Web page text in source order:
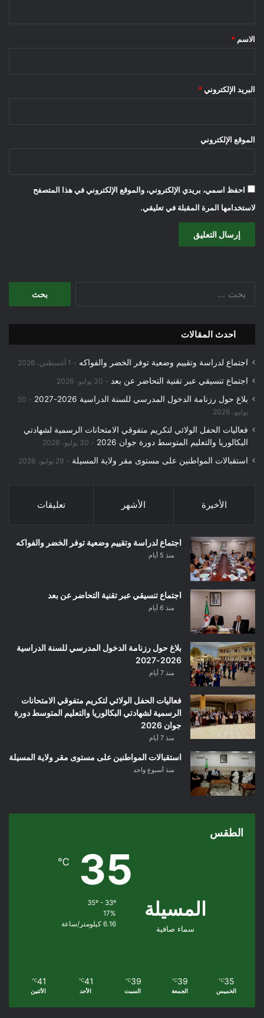
*
الاسم *
البريد الإلكتروني *
الموقع الإلكتروني
احفظ اسمي، بريدي الإلكتروني، والموقع الإلكتروني في هذا المتصفح
لاستخدامها المرة المقبلة في تعليقي.
احدث المقالات
اجتماع لدراسة وتقييم وضعية توفر الخضر والفواكه 1 أغسطس، 2026
اجتماع تنسيقي عبر تقنية التحاضر عن بعد 30 يوليو، 2026
بلاغ حول رزنامة الدخول المدرسي للسنة الدراسية 2026-2027
30
يوليو، 2026
فعاليات الحفل الولائي لتكريم متفوقي الامتحانات الرسمية لشهادتي
البكالوريا والتعليم المتوسط دورة جوان 2026
30 يوليو، 2026
استقبالات المواطنين على مستوى مقر ولاية المسيلة 29 يوليو، 2026
الأخيرة الأشهر تعليقات
اجتماع لدراسة وتقييم وضعية توفر الخضر والفواكه
منذ 5 أيام
اجتماع تنسيقي عبر تقنية التحاضر عن بعد
منذ 6 أيام
بلاغ حول رزنامة الدخول المدرسي للسنة الدراسية
2026-2027
منذ 7 أيام
فعاليات الحفل الولائي لتكريم متفوقي الامتحانات
الرسمية لشهادتي البكالوريا والتعليم المتوسط دورة
جوان 2026
منذ 7 أيام
استقبالات المواطنين على مستوى مقر ولاية المسيلة
منذ أسبوع واحد
الطقس
المسيلة
سماء صافية
35
℃
17%
6.16 كيلومتر/ساعة
35
℃
الخميس
39
℃
الجمعة
39
℃
السبت
41
℃
الأحد
41
℃
الأثنين